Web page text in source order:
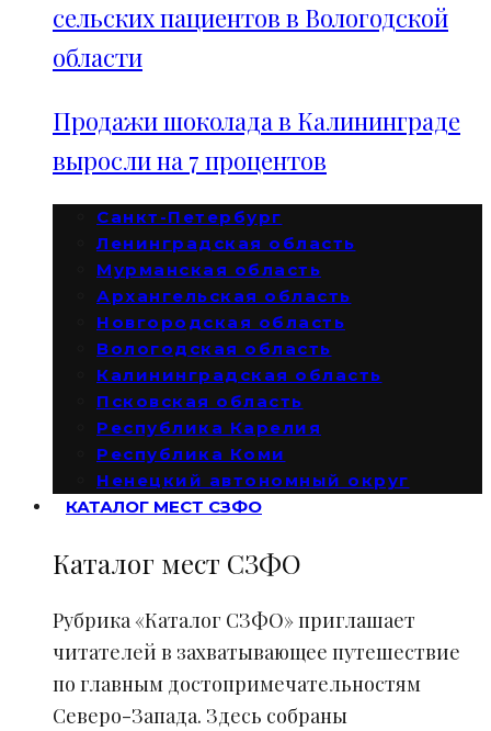
сельских пациентов в Вологодской
области
Продажи шоколада в Калининграде
выросли на 7 процентов
Санкт-Петербург
Ленинградская область
Мурманская область
Архангельская область
Новгородская область
Вологодская область
Калининградская область
Псковская область
Республика Карелия
Республика Коми
Ненецкий автономный округ
КАТАЛОГ МЕСТ СЗФО
Каталог мест СЗФО
Рубрика «Каталог СЗФО» приглашает
читателей в захватывающее путешествие
по главным достопримечательностям
Северо-Запада. Здесь собраны